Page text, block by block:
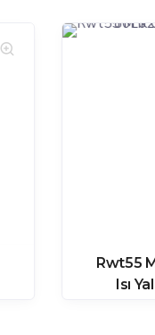
Rwt55
Isı